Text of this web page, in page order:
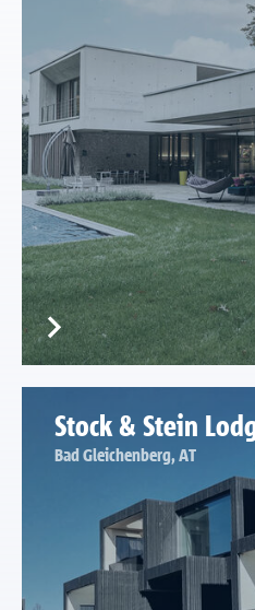
Stock & Stein
Bad Gleichenberg, AT